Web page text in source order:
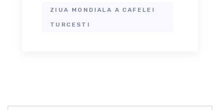
ZIUA MONDIALA A CAFELEI
TURCESTI